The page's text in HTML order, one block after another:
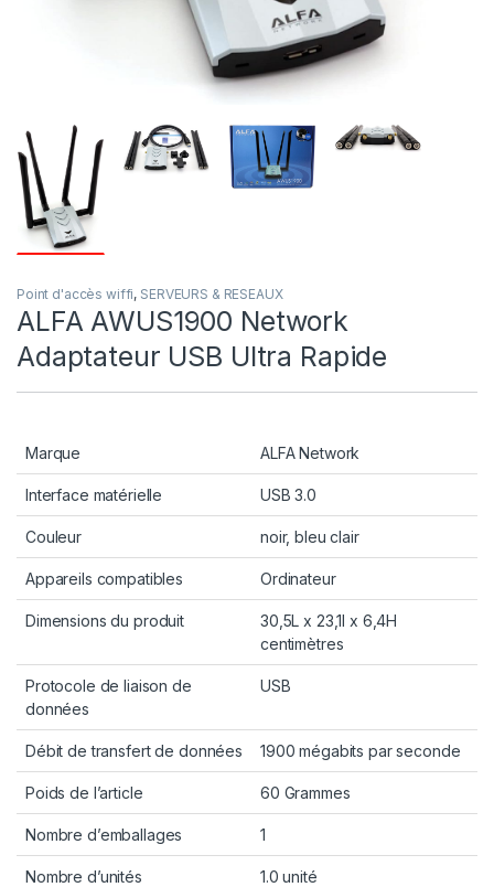
Point d'accès wiffi, SERVEURS & RESEAUX
ALFA AWUS1900 Network
Adaptateur USB Ultra Rapide
Marque ALFA Network
Interface matérielle USB 3.0
Couleur noir, bleu clair
Appareils compatibles Ordinateur
Dimensions du produit
30,5L x 23,1l x 6,4H
centimètres
Protocole de liaison de
données
USB
Débit de transfert de données 1900 mégabits par seconde
Poids de l’article 60 Grammes
Nombre d’emballages 1
Nombre d’unités 1.0 unité